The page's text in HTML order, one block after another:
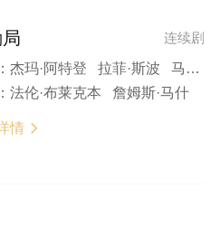
连续剧
杰玛·阿特登 拉菲·斯波 马克·斯坦利 阿莉克丝·金斯顿 罗杰·阿拉姆 阿维·纳什 赫立德·阿卜杜拉 罗森达·桑德尔 伊芙·海因德 安马卡·奥卡福
法伦·布莱克本 詹姆斯·马什
情 